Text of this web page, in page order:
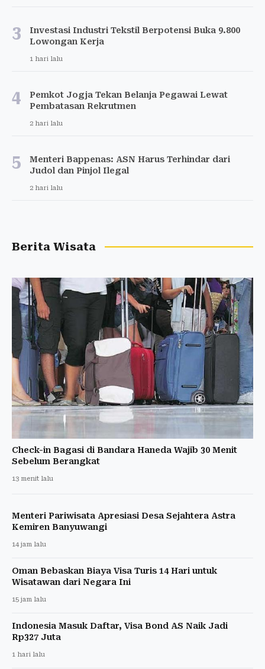
3
Investasi Industri Tekstil Berpotensi Buka 9.800
Lowongan Kerja
1 hari lalu
4
Pemkot Jogja Tekan Belanja Pegawai Lewat
Pembatasan Rekrutmen
2 hari lalu
5
Menteri Bappenas: ASN Harus Terhindar dari
Judol dan Pinjol Ilegal
2 hari lalu
Berita Wisata
Check-in Bagasi di Bandara Haneda Wajib 30 Menit
Sebelum Berangkat
13 menit lalu
Menteri Pariwisata Apresiasi Desa Sejahtera Astra
Kemiren Banyuwangi
14 jam lalu
Oman Bebaskan Biaya Visa Turis 14 Hari untuk
Wisatawan dari Negara Ini
15 jam lalu
Indonesia Masuk Daftar, Visa Bond AS Naik Jadi
Rp327 Juta
1 hari lalu